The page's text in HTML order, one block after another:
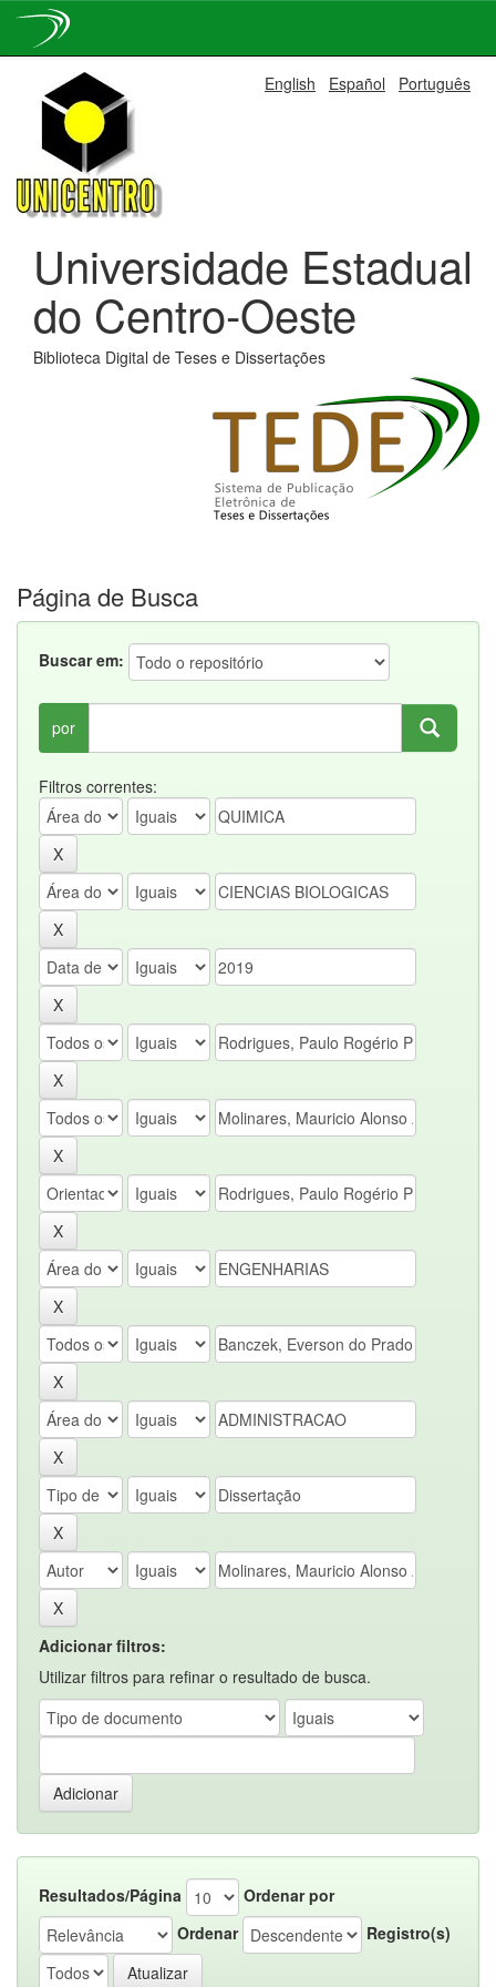
navigation
English Español Português
Universidade Estadual
do Centro-Oeste
Biblioteca Digital de Teses e Dissertações
Página de Busca
Buscar em:
por
Filtros correntes:
Adicionar filtros:
Utilizar filtros para refinar o resultado de busca.
Resultados/Página
Ordenar por
Ordenar
Registro(s)